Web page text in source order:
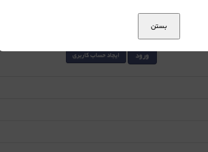
ورود ایجاد حساب کاربری
بستن